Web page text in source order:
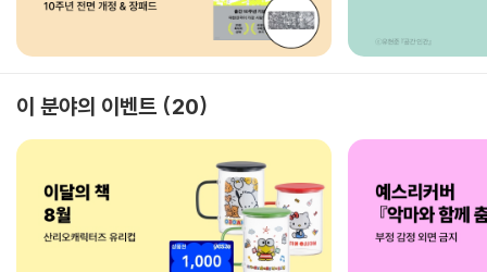
이 분야의 이벤트 20